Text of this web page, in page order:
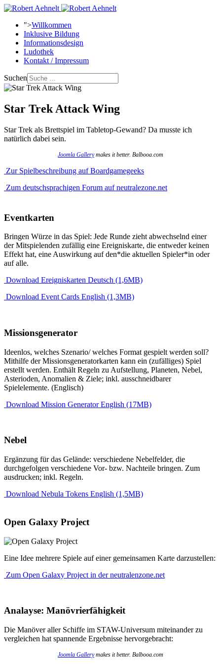
">Willkommen
Inklusive Bildung
Informationsdesign
Ludothek
Kontakt / Impressum
Suchen
Star Trek Attack Wing
Star Trek als Brettspiel im Tabletop-Gewand? Da musste ich
natürlich dabei sein.
Joomla Gallerymakes it better. Balbooa.com
Zur Spielbeschreibung auf Boardgamegeeks
Zum deutschsprachigen Forum auf neutralezone.net
Eventkarten
Bringen Würze in das Spiel: Jede Runde zieht abwechselnd einer
der Mitspielenden zufällig eine Ereigniskarte, die entweder keinen
Effekt hat, eine Auswirkung auf den*die aktuellen Spieler*in oder
auf alle.
Download Ereigniskarten Deutsch (1,6MB)
Download Event Cards English (1,3MB)
Missionsgenerator
Ideenlos, welches Szenario/ welches Format gespielt werden soll?
Mithilfe der Missionsgeneratorkarten kann ein (zufälliges) Spiel
erstellt werden. Enthält Regeln zu Aufstellung, Planeten, Nebel,
Asterioden, Anomalien & Ziele; inkl. ausschneidbarer
Spielelemente. (Englisch)
Download Mission Generator English (17MB)
Nebel
Ergänzung für das Gelände: verschiedene Nebelfelder, die
durchgefolgen verschiedene Vor- bzw. Nachteile bringen. Zum
ausdrucken; inkl. Regeln.
Download Nebula Tokens English (1,5MB)
Open Galaxy Project
Eine Idee mehrere Spiele auf einer gemeinsamen Karte darzustellen:
Zum Open Galaxy Project in der neutralenzone.net
Analayse: Manövrierfähigkeit
Die Manöver aller Schiffe im STAW-Universum miteinander zu
vergleichen hat spannende Ergebnisse hervorgebracht:
Joomla Gallerymakes it better. Balbooa.com